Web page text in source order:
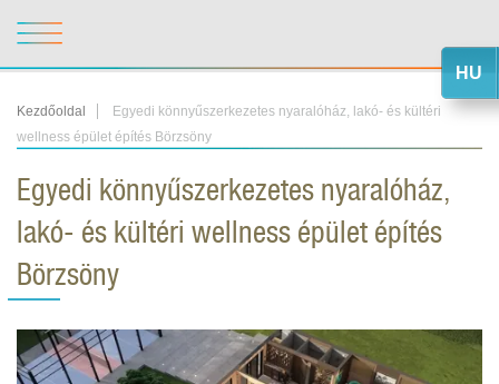
Kezdőoldal
Egyedi könnyűszerkezetes nyaralóház, lakó- és kültéri
wellness épület építés Börzsöny
Egyedi könnyűszerkezetes nyaralóház,
lakó- és kültéri wellness épület építés
Börzsöny
HU